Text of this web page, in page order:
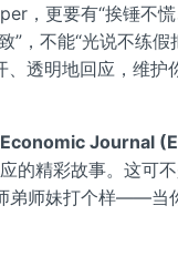
，更要有“挨锤不
”，不能“光说不练假
透明地回应，维护
Journal
的精彩故事。这可
弟师妹打个样——当